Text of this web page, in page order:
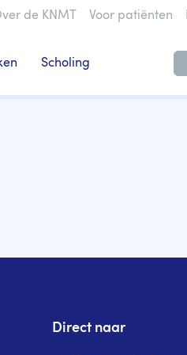
de KNMT Voor patiënten
Scholing
Direct naar